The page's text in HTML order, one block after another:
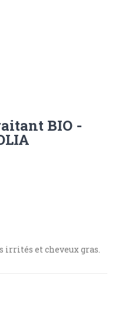
BIO -
irrités et cheveux gras.